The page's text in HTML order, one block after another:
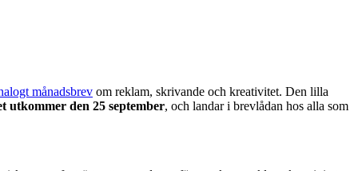
månadsbrev om reklam, skrivande och kreativitet. Den lilla
utkommer den 25 september, och landar i brevlådan hos alla som